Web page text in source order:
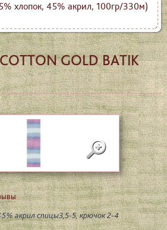
хлопок, 45% акрил, 100гр/330м)
GOLD BATIK
акрил спицы3,5-5, крючок 2-4